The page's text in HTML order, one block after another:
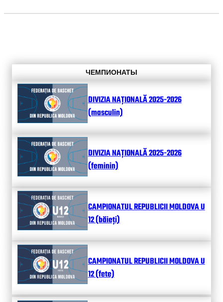
ЧЕМПИОНАТЫ
DIVIZIA NAȚIONALĂ 2025-2026
(masculin)
DIVIZIA NAȚIONALĂ 2025-2026
(feminin)
CAMPIONATUL REPUBLICII MOLDOVA U
12 (băieți)
CAMPIONATUL REPUBLICII MOLDOVA U
12 (fete)